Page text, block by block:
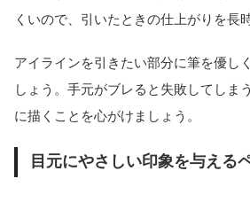
くいので、引いたときの仕上がりを長
アイラインを引きたい部分に筆を優し
しょう。手元がブレると失敗してしま
に描くことを心がけましょう。
目元にやさしい印象を与える